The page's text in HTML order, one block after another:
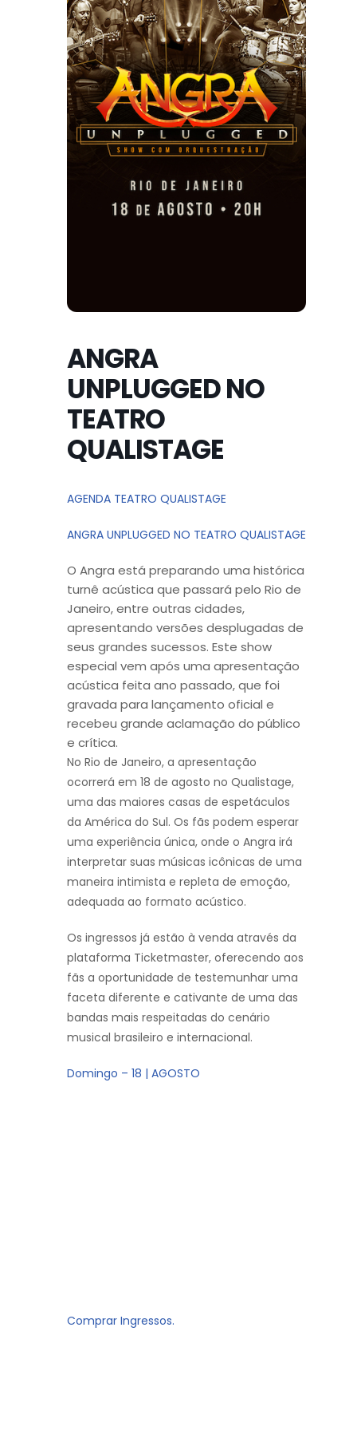
ANGRA
UNPLUGGED NO
TEATRO
QUALISTAGE
AGENDA TEATRO QUALISTAGE
ANGRA UNPLUGGED NO TEATRO QUALISTAGE
O Angra está preparando uma histórica
turnê acústica que passará pelo Rio de
Janeiro, entre outras cidades,
apresentando versões desplugadas de
seus grandes sucessos. Este show
especial vem após uma apresentação
acústica feita ano passado, que foi
gravada para lançamento oficial e
recebeu grande aclamação do público
e crítica.
No Rio de Janeiro, a apresentação
ocorrerá em 18 de agosto no Qualistage,
uma das maiores casas de espetáculos
da América do Sul. Os fãs podem esperar
uma experiência única, onde o Angra irá
interpretar suas músicas icônicas de uma
maneira intimista e repleta de emoção,
adequada ao formato acústico.
Os ingressos já estão à venda através da
plataforma Ticketmaster, oferecendo aos
fãs a oportunidade de testemunhar uma
faceta diferente e cativante de uma das
bandas mais respeitadas do cenário
musical brasileiro e internacional.
Domingo – 18 | AGOSTO
Comprar Ingressos.